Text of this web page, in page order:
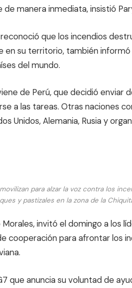
manera inmediata, insistió
que los incendios
en su territorio, también
del mundo.
de Perú, que decidió enviar
a las tareas. Otras naciones
Unidos, Alemania, Rusia y
para alzar la voz contra los
y pastizales en la zona de la
invitó el domingo a los
cooperación para afrontar los
que anuncia su voluntad de